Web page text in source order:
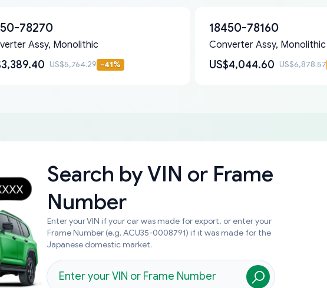
78270
Assy, Monolithic
US$5,764.29 -41%
18450-78160
Converter Assy, Monolithic
US$4,044.60 US$6,878.57
Search byVIN or Frame
Number
Enter your VIN if your car was made for export, or enter your
Frame Number (e.g. ACU35-0008791) if it was made for the
Japanese domestic market.